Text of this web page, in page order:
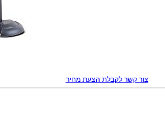
צור קשר לקבלת הצעת מחיר